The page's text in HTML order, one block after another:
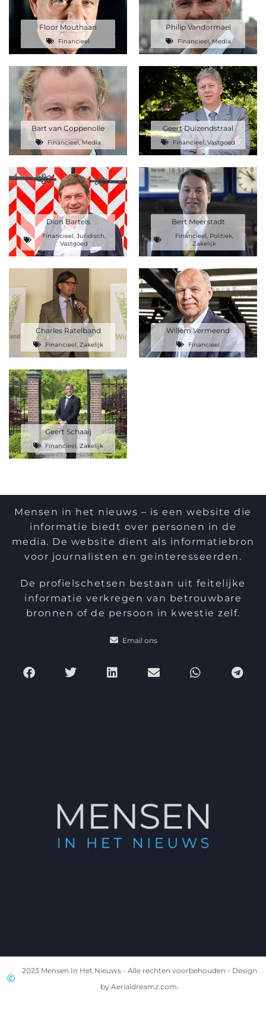
Floor Mouthaan
Financieel
Philip Vandormael
Financieel,Media
Bart van Coppenolle
Financieel,Media
Geert Duizendstraal
Financieel,Vastgoed
Dion Bartels
Financieel, Juridisch,
Vastgoed
Bert Meerstadt
Financieel, Politiek,
Zakelijk
Charles Ratelband
Financieel, Zakelijk
Willem Vermeend
Financieel
Geert Schaaij
Financieel,Zakelijk
Mensen in het nieuws – is een website die
informatie biedt over personen in de
media. De website dient als informatiebron
voor journalisten en geïnteresseerden.
De profielschetsen bestaan uit feitelijke
informatie verkregen van betrouwbare
bronnen of de persoon in kwestie zelf.
Email ons
2023 Mensen In Het Nieuws - Alle rechten voorbehouden - Design
by Aerialdreamz.com.